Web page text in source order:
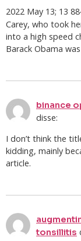
2022 May 13; 13
Carey, who took
into a high speed
Barack Obama
binance
disse:
I don’t think the
kidding, mainly
article.
tonsillitis